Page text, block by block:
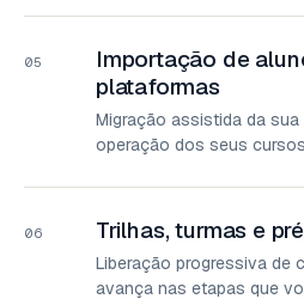
05
Importação de
plataformas
Migração assistida da sua
operação dos seus
06 Trilhas, turmas e
Liberação progressiva de
avança nas etapas que